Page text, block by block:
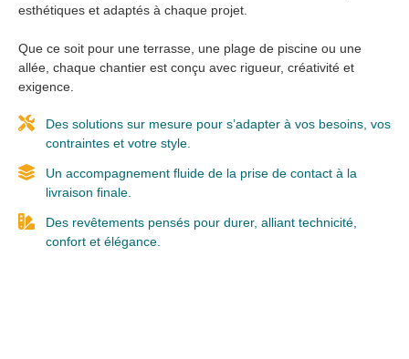
esthétiques et adaptés à chaque projet.
Que ce soit pour une terrasse, une plage de piscine ou une
allée, chaque chantier est conçu avec rigueur, créativité et
exigence.
Des solutions sur mesure pour s’adapter à vos besoins, vos
contraintes et votre style.
Un accompagnement fluide de la prise de contact à la
livraison finale.
Des revêtements pensés pour durer, alliant technicité,
confort et élégance.